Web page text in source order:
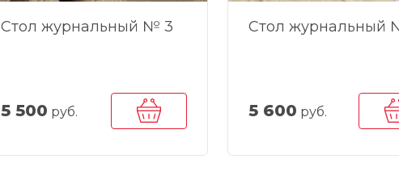
Стол журнальный № 3
5 500 руб.
Стол журнальный
5 600 руб.